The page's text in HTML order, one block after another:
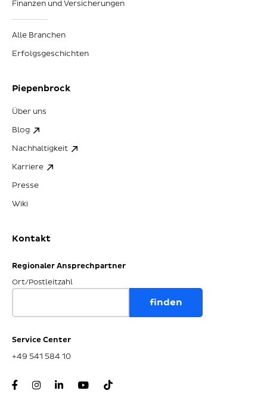
Finanzen und Versicherungen
Alle Branchen
Erfolgsgeschichten
Piepenbrock
Über uns
Blog
Nachhaltigkeit
Karriere
Presse
Wiki
Kontakt
Regionaler Ansprechpartner
Ort/Postleitzahl
Service Center
+49 541 584 10